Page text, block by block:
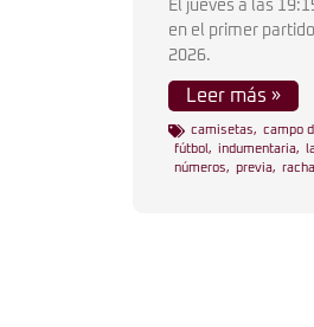
El jueves a las
en el primer
2026.
Leer más »
camisetas, campo
fútbol , indumentaria,
números, previa,